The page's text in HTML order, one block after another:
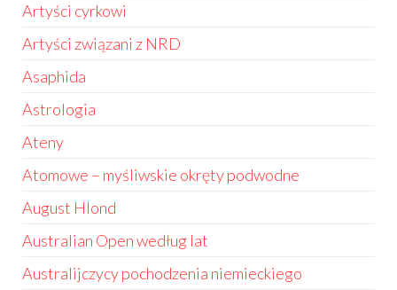
Artyści cyrkowi
Artyści związani z NRD
Asaphida
Astrologia
Ateny
Atomowe – myśliwskie okręty podwodne
August Hlond
Australian Open według lat
Australijczycy pochodzenia niemieckiego